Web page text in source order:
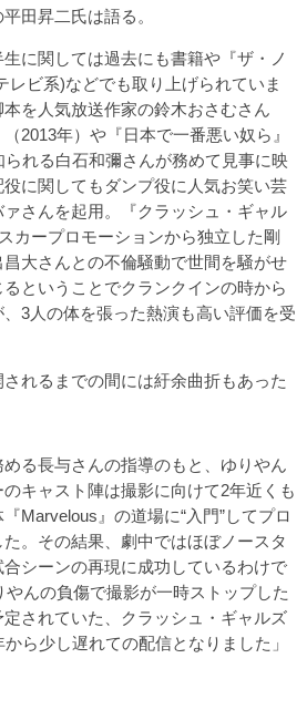
田昇二氏は語る。
生に関しては過去にも書籍や『ザ・ノ
レビ系)などでも取り上げられていま
を人気放送作家の鈴木おさむさん
2013年）や『日本で一番悪い奴ら』
られる白石和彌さんが務めて見事に映
に関してもダンプ役に人気お笑い芸
さんを起用。『クラッシュ・ギャル
カープロモーションから独立した剛
大さんとの不倫騒動で世間を騒がせ
ということでクランクインの時から
3人の体を張った熱演も高い評価を受
れるまでの間には紆余曲折もあった
める長与さんの指導のもと、ゆりやん
キャスト陣は撮影に向けて2年近くも
Marvelous』の道場に“入門”してプロ
。その結果、劇中ではほぼノースタ
シーンの再現に成功しているわけで
んの負傷で撮影が一時ストップした
されていた、クラッシュ・ギャルズ
ら少し遅れての配信となりました」